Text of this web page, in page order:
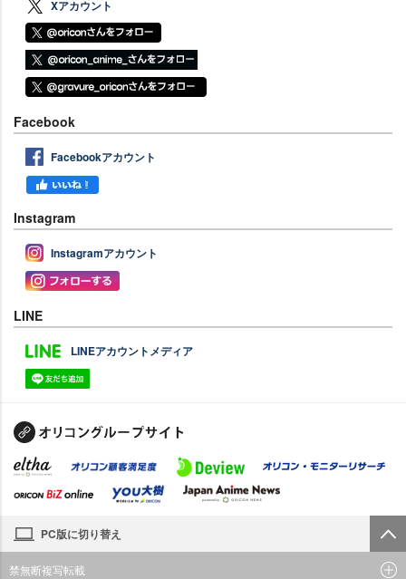
Xアカウント
Facebook
Facebookアカウント
Instagram
Instagramアカウント
LINE
LINEアカウントメディア
PC版に切り替え
禁無断複写転載